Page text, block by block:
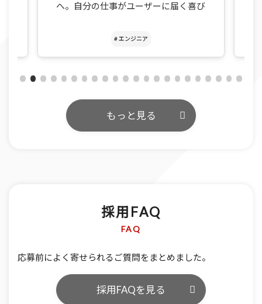
へ。自分の仕事がユーザーに届く喜び
# エンジニア
もっと見る
採用FAQ
FAQ
応募前によく寄せられるご質問をまとめました。
採用FAQを見る